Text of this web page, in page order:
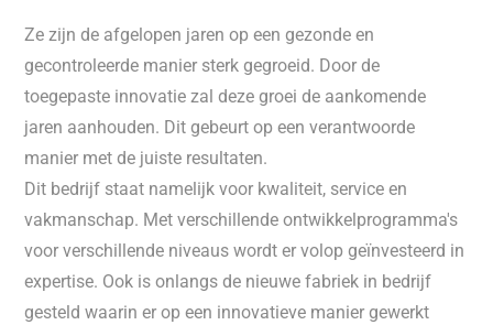
Ze zijn de afgelopen jaren op een gezonde en
gecontroleerde manier sterk gegroeid. Door de
toegepaste innovatie zal deze groei de aankomende
jaren aanhouden. Dit gebeurt op een verantwoorde
manier met de juiste resultaten.
Dit bedrijf staat namelijk voor kwaliteit, service en
vakmanschap. Met verschillende ontwikkelprogramma's
voor verschillende niveaus wordt er volop geïnvesteerd in
expertise. Ook is onlangs de nieuwe fabriek in bedrijf
gesteld waarin er op een innovatieve manier gewerkt